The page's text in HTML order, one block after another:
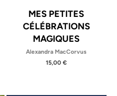
MES PETITES
CÉLÉBRATIONS
MAGIQUES
Alexandra MacCorvus
15,00 €